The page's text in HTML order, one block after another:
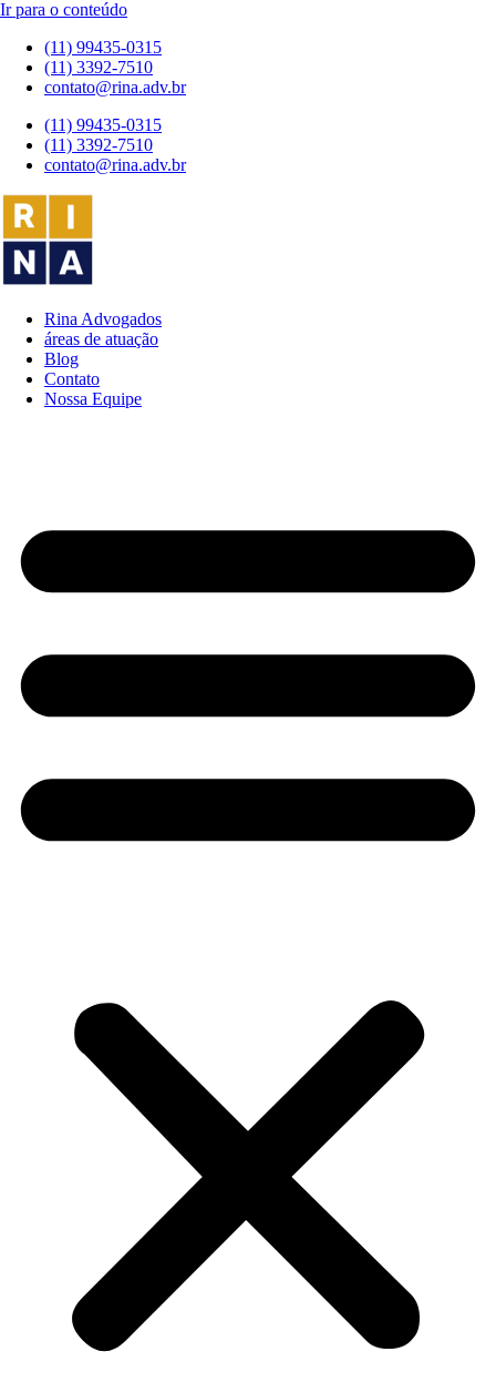
Ir para o conteúdo
(11) 99435-0315
(11) 3392-7510
contato@rina.adv.br
(11) 99435-0315
(11) 3392-7510
contato@rina.adv.br
Rina Advogados
áreas de atuação
Blog
Contato
Nossa Equipe